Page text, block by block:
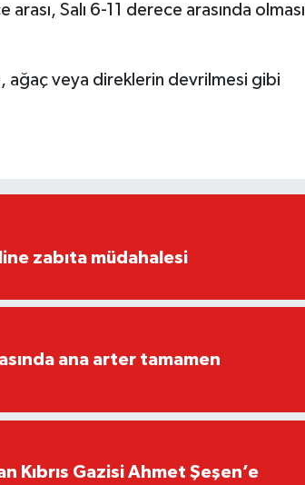
arası, Salı 6-11 derece arasında olması
ağaç veya direklerin devrilmesi gibi
zabıta müdahalesi
ana arter tamamen
Kıbrıs Gazisi Ahmet Şeşen’e